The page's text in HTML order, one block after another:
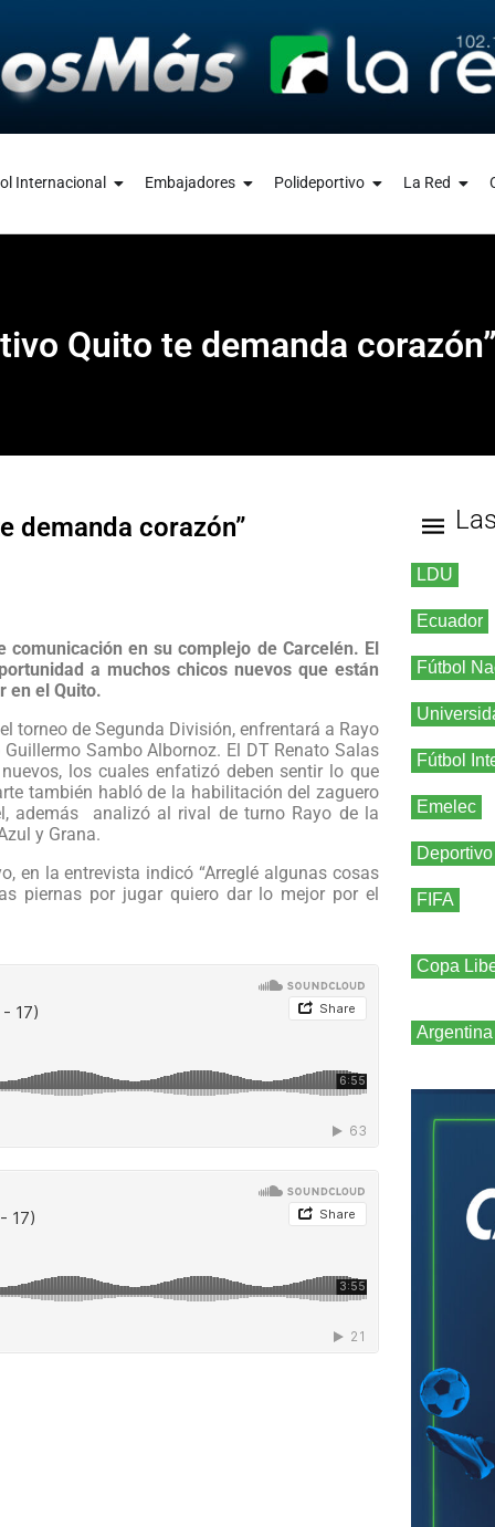
Internacional Embajadores Polideportivo La Red
Quito te demanda
demanda corazón”
en su complejo de Carcelén. El
a muchos chicos nuevos que están
en el Quito.
torneo de Segunda División, enfrentará a Rayo
Sambo Albornoz. El DT Renato Salas
los cuales enfatizó deben sentir lo que
también habló de la habilitación del zaguero
además analizó al rival de turno Rayo de la
y Grana.
en la entrevista indicó “Arreglé algunas cosas
piernas por jugar quiero dar lo mejor por el
LDU
Ecuador
Fútbol
Fútbol
Emelec
FIFA
Copa
Argentina